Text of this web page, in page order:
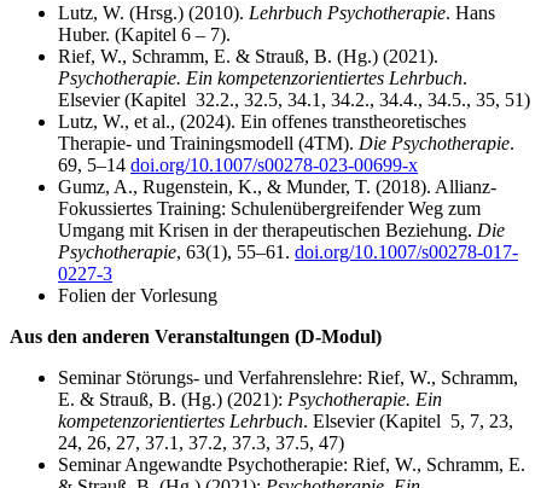
Lutz, W. (Hrsg.) (2010). Lehrbuch Psychotherapie. Hans
Huber. (Kapitel 6 – 7).
Rief, W., Schramm, E. & Strauß, B. (Hg.) (2021).
Psychotherapie. Ein kompetenzorientiertes Lehrbuch.
Elsevier (Kapitel 32.2., 32.5, 34.1, 34.2., 34.4., 34.5., 35, 51)
Lutz, W., et al., (2024). Ein offenes transtheoretisches
Therapie- und Trainingsmodell (4TM). Die Psychotherapie.
69, 5–14 doi.org/10.1007/s00278-023-00699-x
Gumz, A., Rugenstein, K., & Munder, T. (2018). Allianz-
Fokussiertes Training: Schulenübergreifender Weg zum
Umgang mit Krisen in der therapeutischen Beziehung. Die
Psychotherapie, 63(1), 55–61. doi.org/10.1007/s00278-017-
0227-3
Folien der Vorlesung
Aus den anderen Veranstaltungen (D-Modul)
Seminar Störungs- und Verfahrenslehre: Rief, W., Schramm,
E. & Strauß, B. (Hg.) (2021): Psychotherapie. Ein
kompetenzorientiertes Lehrbuch. Elsevier (Kapitel 5, 7, 23,
24, 26, 27, 37.1, 37.2, 37.3, 37.5, 47)
Seminar Angewandte Psychotherapie: Rief, W., Schramm, E.